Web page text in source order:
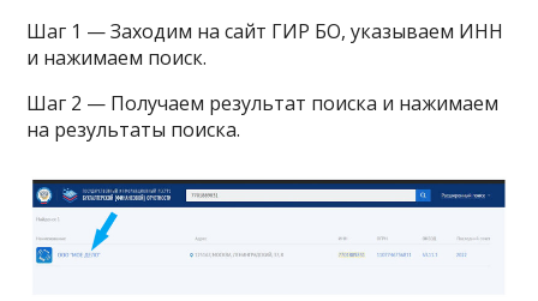
Шаг 1 — Заходим на сайт ГИР БО, указываем ИНН
и нажимаем поиск.
Шаг 2 — Получаем результат поиска и нажимаем
на результаты поиска.